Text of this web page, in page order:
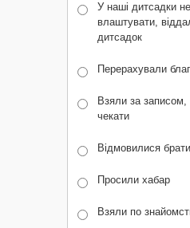
У наші дитсадки
влаштувати,
дитсадок
Перерахували
Взяли за
чекати
Відмовилися брати
Просили хабар
Взяли по